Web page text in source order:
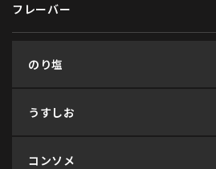
フレーバー
のり塩
うすしお
コンソメ